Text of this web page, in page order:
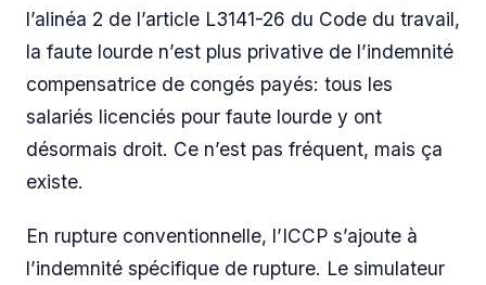
l’alinéa 2 de l’article L3141-26 du Code du travail,
la faute lourde n’est plus privative de l’indemnité
compensatrice de congés payés: tous les
salariés licenciés pour faute lourde y ont
désormais droit. Ce n’est pas fréquent, mais ça
existe.
En rupture conventionnelle, l’ICCP s’ajoute à
l’indemnité spécifique de rupture. Le simulateur